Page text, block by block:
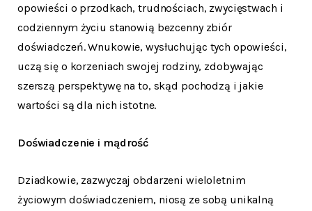
opowieści o przodkach, trudnościach, zwycięstwach i
codziennym życiu stanowią bezcenny zbiór
doświadczeń. Wnukowie, wysłuchując tych opowieści,
uczą się o korzeniach swojej rodziny, zdobywając
szerszą perspektywę na to, skąd pochodzą i jakie
wartości są dla nich istotne.
Doświadczenie i mądrość
Dziadkowie, zazwyczaj obdarzeni wieloletnim
życiowym doświadczeniem, niosą ze sobą unikalną